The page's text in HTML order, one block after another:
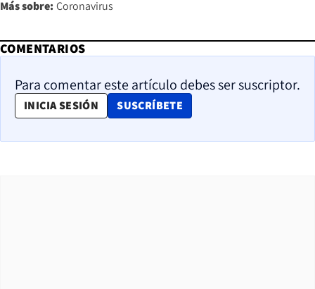
Más sobre: Coronavirus
COMENTARIOS
Para comentar este artículo debes ser suscriptor.
INICIA SESIÓN SUSCRÍBETE
OPENS IN NEW WINDOW